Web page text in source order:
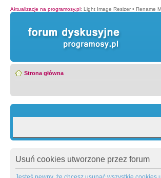
Aktualizacje na programosy.pl: Light Image Resizer • Rename
Strona główna
Usuń cookies utworzone przez forum